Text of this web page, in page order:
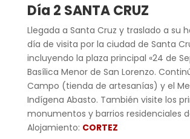
Día 2 SANTA CRUZ
Llegada a Santa Cruz y traslado a su
día de visita por la ciudad de Santa
incluyendo la plaza principal «24 de
Basílica Menor de San Lorenzo.
Campo (tienda de artesanías) y el
Indígena Abasto. También visite los
monumentos y barrios residenciales
Alojamiento: CORTEZ